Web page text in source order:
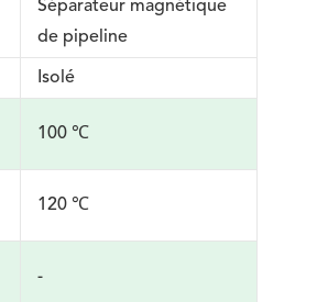
Séparateur magnétique
de pipeline
Isolé
100 ℃
120 ℃
-